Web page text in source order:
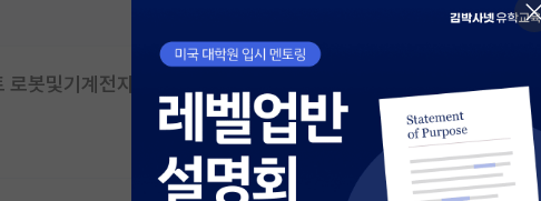
봇및기계전자공학 석사과정 합격
스크랩